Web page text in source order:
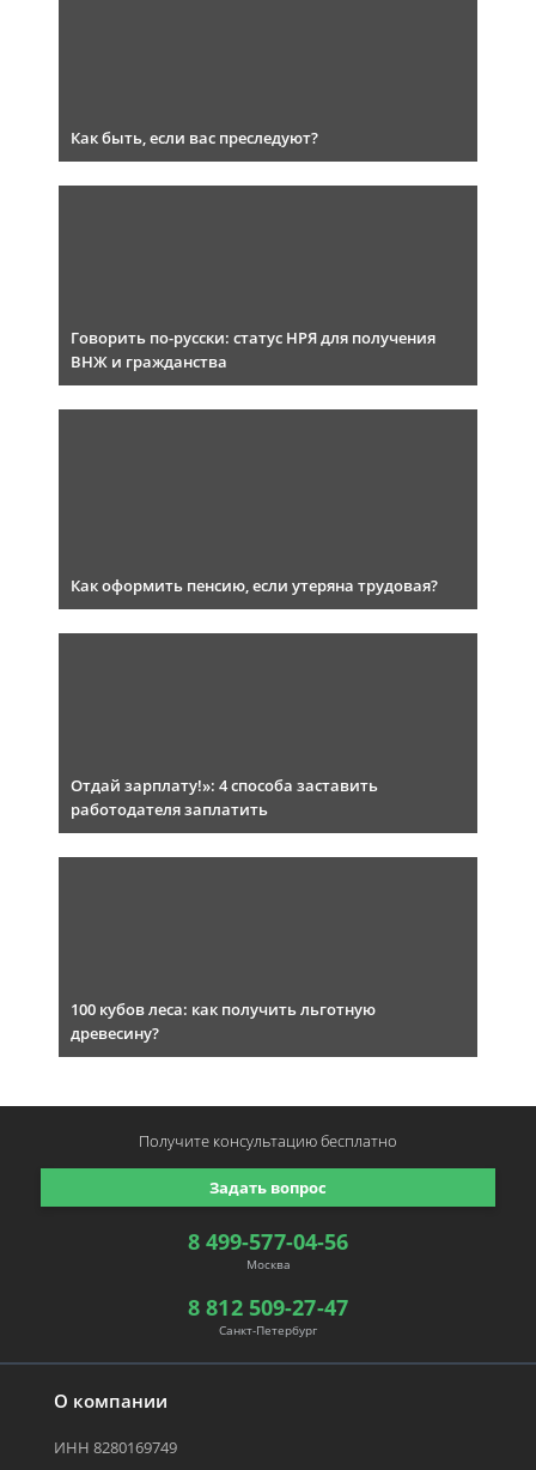
Как быть, если вас преследуют?
Говорить по-русски: статус НРЯ для получения
ВНЖ и гражданства
Как оформить пенсию, если утеряна трудовая?
Отдай зарплату!»: 4 способа заставить
работодателя заплатить
100 кубов леса: как получить льготную
древесину?
О компании
ИНН 8280169749
8 499-577-04-56
Москва
8 812 509-27-47
Санкт-Петербург
Задать вопрос
Получите консультациюбесплатно